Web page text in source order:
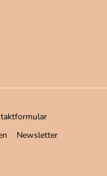
Newsletter